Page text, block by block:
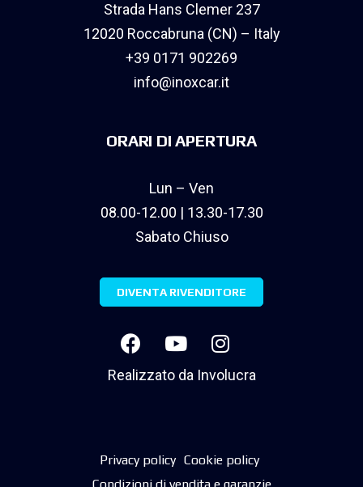
Strada Hans Clemer 237
12020 Roccabruna (CN) – Italy
+39 0171 902269
info@inoxcar.it
ORARI DI APERTURA
Lun – Ven
08.00-12.00 | 13.30-17.30
Sabato Chiuso
DIVENTA RIVENDITORE
Realizzato da Involucra
Privacy policy Cookie policy